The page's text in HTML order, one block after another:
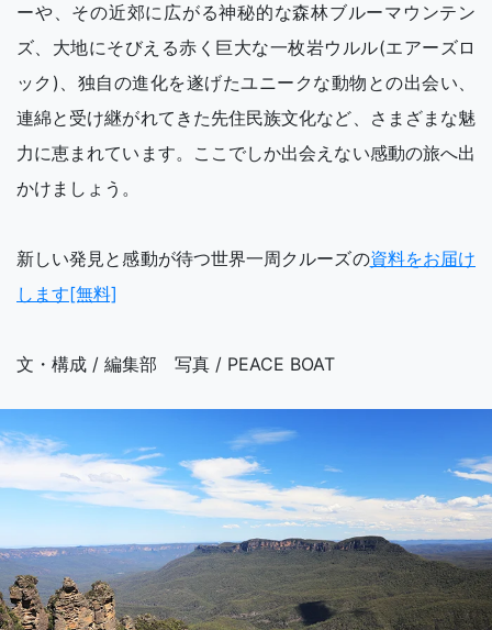
ーや、その近郊に広がる神秘的な森林ブルーマウンテン
ズ、大地にそびえる赤く巨大な一枚岩ウルル(エアーズロ
ック)、独自の進化を遂げたユニークな動物との出会い、
連綿と受け継がれてきた先住民族文化など、さまざまな魅
力に恵まれています。ここでしか出会えない感動の旅へ出
かけましょう。
新しい発見と感動が待つ世界一周クルーズの資料をお届け
します[無料]
文・構成 / 編集部 写真 / PEACE BOAT